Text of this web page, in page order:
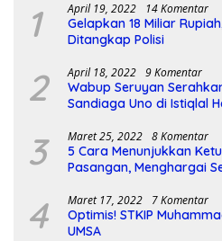
1 April 19, 2022 14 Komentar
Gelapkan 18 Miliar
Ditangkap Polisi
2 April 18, 2022 9 Komentar
Wabup Seruyan
Sandiaga Uno di Istiqlal
3 Maret 25, 2022 8 Komentar
5 Cara Menunjukkan
Pasangan, Menghargai
4 Maret 17, 2022 7 Komentar
Optimis! STKIP
UMSA